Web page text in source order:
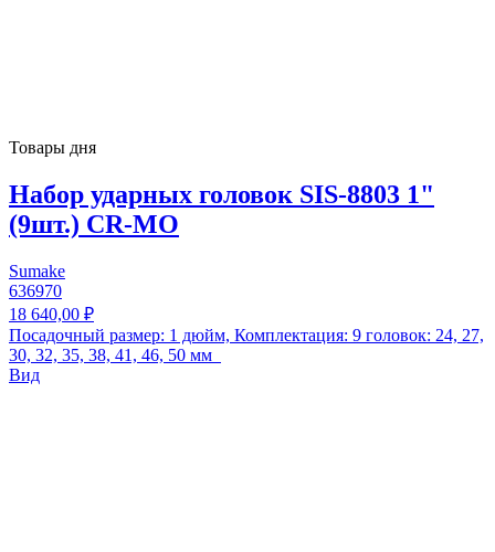
Товары дня
Набор ударных головок SIS-8803 1"
(9шт.) CR-MO
Sumake
636970
18 640,00 ₽
Посадочный размер: 1 дюйм, Комплектация: 9 головок: 24, 27,
30, 32, 35, 38, 41, 46, 50 мм
Вид